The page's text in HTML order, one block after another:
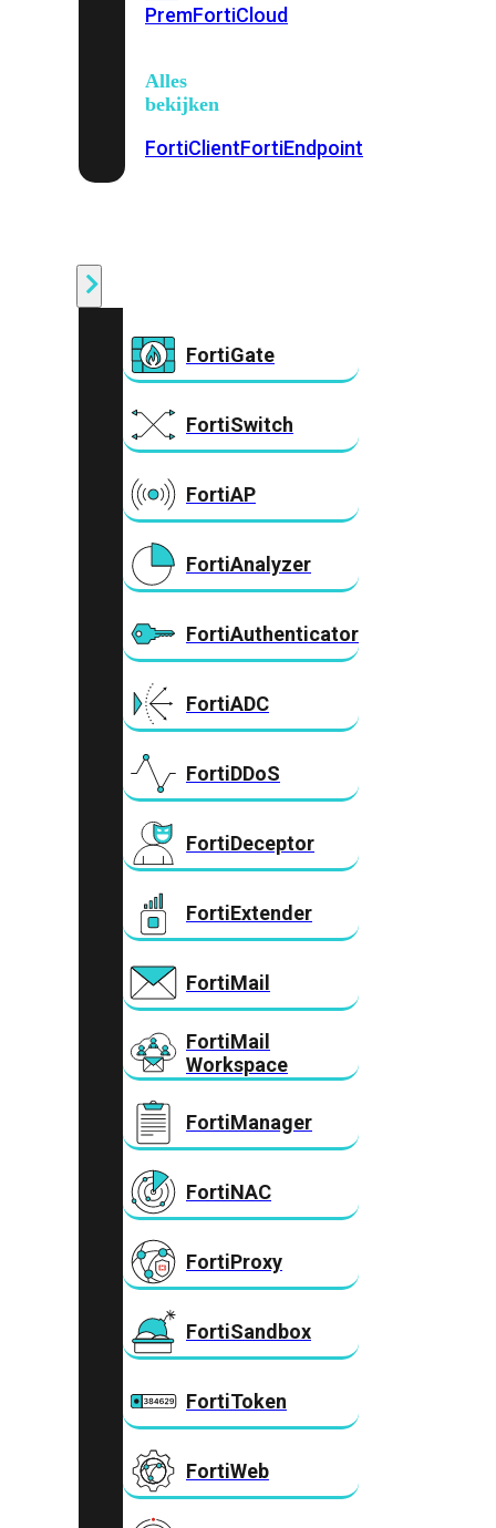
PremFortiCloud
Alles
bekijken
FortiClientFortiEndpoint
FortiGate
FortiSwitch
FortiAP
FortiAnalyzer
FortiAuthenticator
FortiADC
FortiDDoS
FortiDeceptor
FortiExtender
FortiMail
FortiMail
Workspace
FortiManager
FortiNAC
FortiProxy
FortiSandbox
FortiToken
FortiWeb